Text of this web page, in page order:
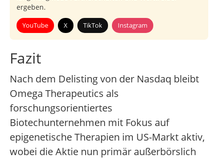
ergeben.
YouTube X TikTok Instagram
Fazit
Nach dem Delisting von der Nasdaq bleibt
Omega Therapeutics als
forschungsorientiertes
Biotechunternehmen mit Fokus auf
epigenetische Therapien im US-Markt aktiv,
wobei die Aktie nun primär außerbörslich